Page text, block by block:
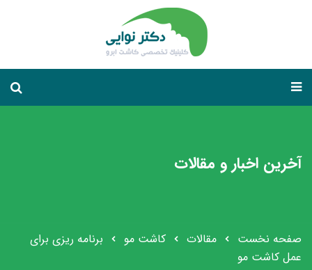
آخرین اخبار و مقالات
صفحه نخست مقالات کاشت مو
برنامه ریزی برای
عمل کاشت مو